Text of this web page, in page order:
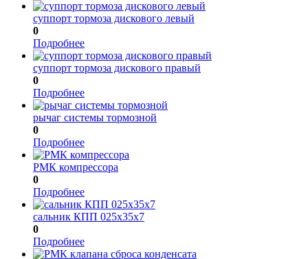
суппорт тормоза дискового левый
0
Подробнее
суппорт тормоза дискового правый
0
Подробнее
рычаг системы тормозной
0
Подробнее
РМК компрессора
0
Подробнее
сальник КПП 025х35х7
0
Подробнее